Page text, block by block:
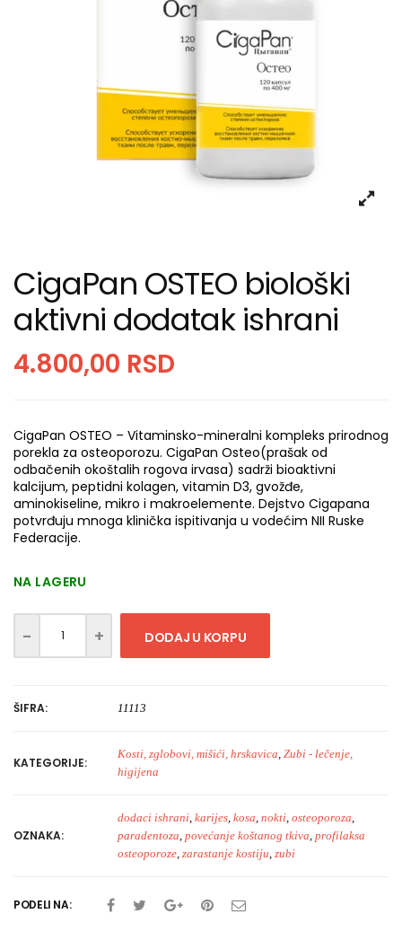
CigaPan OSTEO biološki
aktivni dodatak ishrani
4.800,00 RSD
CigaPan OSTEO – Vitaminsko-mineralni kompleks prirodnog
porekla za osteoporozu. CigaPan Osteo(prašak od
odbačenih okoštalih rogova irvasa) sadrži bioaktivni
kalcijum, peptidni kolagen, vitamin D3, gvožđe,
aminokiseline, mikro i makroelemente. Dejstvo Cigapana
potvrđuju mnoga klinička ispitivanja u vodećim NII Ruske
Federacije.
NA LAGERU
DODAJ U KORPU
ŠIFRA: 11113
KATEGORIJE:
Kosti, zglobovi, mišići, hrskavica, Zubi - lečenje,
higijena
OZNAKA:
dodaci ishrani, karijes, kosa, nokti, osteoporoza,
paradentoza, povećanje koštanog tkiva, profilaksa
osteoporoze, zarastanje kostiju, zubi
PODELI NA: